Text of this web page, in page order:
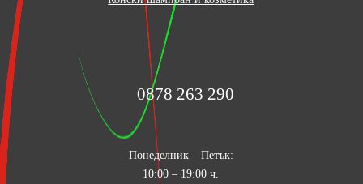
0878 263 290
Понеделник – Петък:
10:00 – 19:00 ч.